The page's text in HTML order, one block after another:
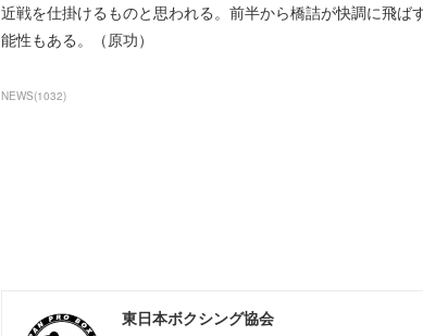
近戦を仕掛けるものと思われる。前半から橋詰が快調に飛
能性もある。（原功）
NEWS(1032)
東日本ボクシング協会